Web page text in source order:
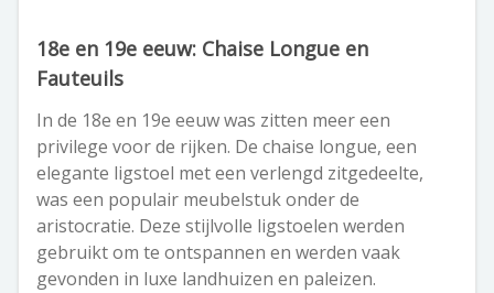
18e en 19e eeuw: Chaise Longue en
Fauteuils
In de 18e en 19e eeuw was zitten meer een
privilege voor de rijken. De chaise longue, een
elegante ligstoel met een verlengd zitgedeelte,
was een populair meubelstuk onder de
aristocratie. Deze stijlvolle ligstoelen werden
gebruikt om te ontspannen en werden vaak
gevonden in luxe landhuizen en paleizen.